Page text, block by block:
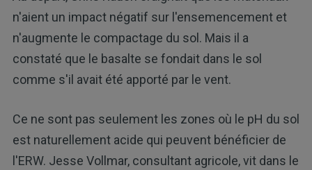
n'aient un impact négatif sur l'ensemencement et
n'augmente le compactage du sol. Mais il a
constaté que le basalte se fondait dans le sol
comme s'il avait été apporté par le vent.
Ce ne sont pas seulement les zones où le pH du sol
est naturellement acide qui peuvent bénéficier de
l'ERW. Jesse Vollmar, consultant agricole, vit dans le